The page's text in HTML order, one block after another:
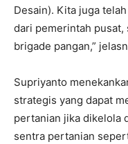
Desain). Kita juga
dari pemerintah pusat,
brigade pangan,”
Supriyanto
strategis yang dapat
pertanian jika dikelola
sentra pertanian